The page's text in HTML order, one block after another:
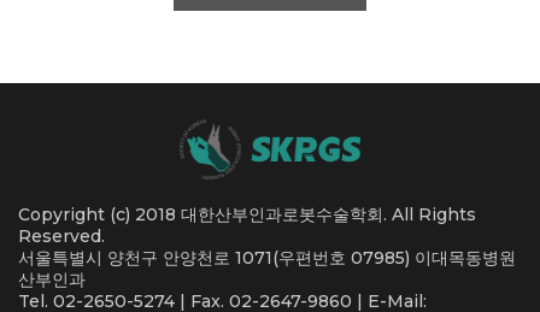
Copyright (c) 2018 대한산부인과로봇수술학회. All Rights
Reserved.
서울특별시 양천구 안양천로 1071(우편번호 07985) 이대목동병원
산부인과
Tel. 02-2650-5274 | Fax. 02-2647-9860 | E-Mail: